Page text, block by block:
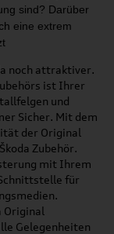
sind? Darüber
eine extrem
noch attraktiver.
ist Ihrer
und
Sicher. Mit dem
der Original
Zubehör.
mit Ihrem
für
Original
Gelegenheiten